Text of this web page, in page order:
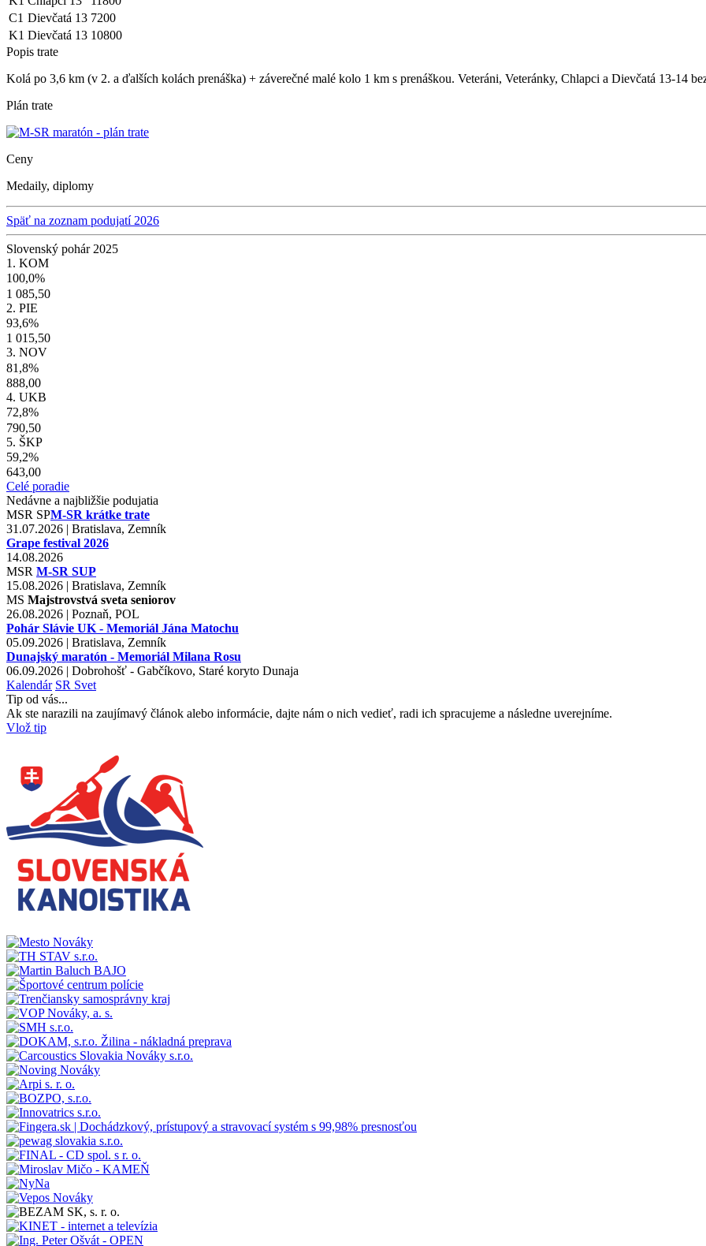
C1 Dievčatá 13 7200
K1 Dievčatá 13 10800
Popis trate
Kolá po 3,6 km (v 2. a ďalších kolách prenáška) + záverečné malé kolo 1 km s prenáškou. Veteráni, Veteránky, Chlapci a Dievčatá 13-14
Plán trate
Ceny
Medaily, diplomy
Späť na zoznam podujatí 2026
Slovenský pohár 2025
1. KOM
100,0%
1 085,50
2. PIE
93,6%
1 015,50
3. NOV
81,8%
888,00
4. UKB
72,8%
790,50
5. ŠKP
59,2%
643,00
Celé poradie
Nedávne a najbližšie podujatia
MSR SPM-SR krátke trate
31.07.2026 | Bratislava, Zemník
Grape festival 2026
14.08.2026
MSR M-SR SUP
15.08.2026 | Bratislava, Zemník
MS Majstrovstvá sveta seniorov
26.08.2026 | Poznaň, POL
Pohár Slávie UK - Memoriál Jána Matochu
05.09.2026 | Bratislava, Zemník
Dunajský maratón - Memoriál Milana Rosu
06.09.2026 | Dobrohošť - Gabčíkovo, Staré koryto Dunaja
Kalendár SR Svet
Tip od vás...
Ak ste narazili na zaujímavý článok alebo informácie, dajte nám o nich vedieť, radi ich spracujeme a následne uverejníme.
Vlož tip